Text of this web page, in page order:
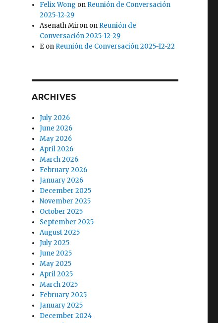
Felix Wong on Reunión de Conversación
2025-12-29
Asenath Miron on Reunión de
Conversación 2025-12-29
E on Reunión de Conversación 2025-12-22
ARCHIVES
July 2026
June 2026
May 2026
April 2026
March 2026
February 2026
January 2026
December 2025
November 2025
October 2025
September 2025
August 2025
July 2025
June 2025
May 2025
April 2025
March 2025
February 2025
January 2025
December 2024